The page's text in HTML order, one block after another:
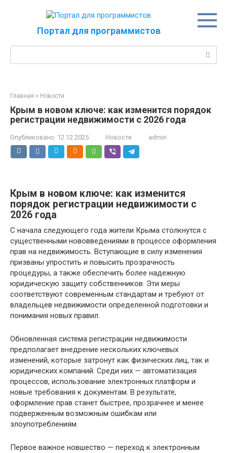
Портал для программистов
Главная » Новости
Крым в новом ключе: как изменится порядок
регистрации недвижимости с 2026 года
Опубликовано: 12.12.2025 Новости admin
Крым в новом ключе: как изменится
порядок регистрации недвижимости с
2026 года
С начала следующего года жители Крыма столкнутся с
существенными нововведениями в процессе оформления
прав на недвижимость. Вступающие в силу изменения
призваны упростить и повысить прозрачность
процедуры, а также обеспечить более надежную
юридическую защиту собственников. Эти меры
соответствуют современным стандартам и требуют от
владельцев недвижимости определенной подготовки и
понимания новых правил.
Обновленная система регистрации недвижимости
предполагает внедрение нескольких ключевых
изменений, которые затронут как физических лиц, так и
юридических компаний. Среди них — автоматизация
процессов, использование электронных платформ и
новые требования к документам. В результате,
оформление прав станет быстрее, прозрачнее и менее
подверженным возможным ошибкам или
злоупотреблениям.
Первое важное новшество — переход к электронным